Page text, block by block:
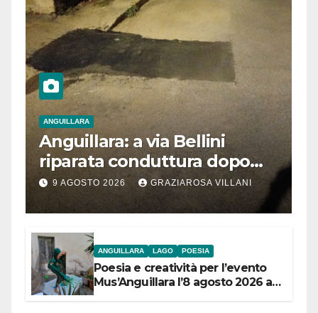
ANGUILLARA
Anguillara: a via Bellini
riparata conduttura dopo
segnalazione IdD
9 AGOSTO 2026 GRAZIAROSA VILLANI
ANGUILLARA LAGO POESIA
Poesia e creatività per l’evento
Mus’Anguillara l’8 agosto 2026 al